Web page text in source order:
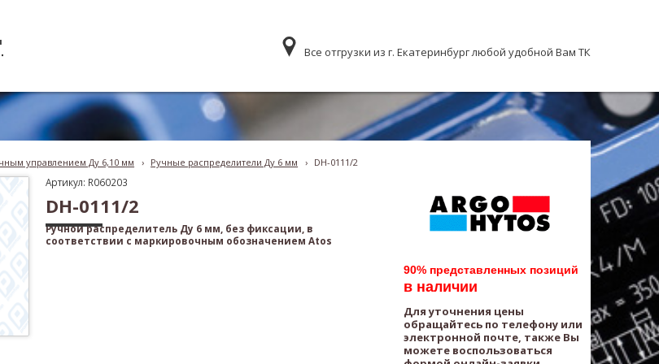
Все отгрузки из г. Екатеринбург любой удобной Вам ТК
управлением Ду 6,10 мм › Ручные распределители Ду 6 мм › DH-0111/2
Артикул: R060203
DH-0111/2
Ручной распределитель Ду 6 мм, без фиксации, в
соответствии с маркировочным обозначением Atos
90% представленных позиций
в наличии
Для уточнения цены
обращайтесь по телефону или
электронной почте, также Вы
можете воспользоваться